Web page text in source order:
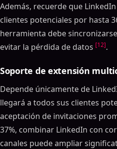
Además, recuerde que
clientes potenciales por hasta
herramienta debe
evitar la pérdida de datos [12].
Soporte de extensión
Depende únicamente de
llegará a todos sus clientes
aceptación de invitaciones
37%, combinar LinkedIn con
canales puede ampliar